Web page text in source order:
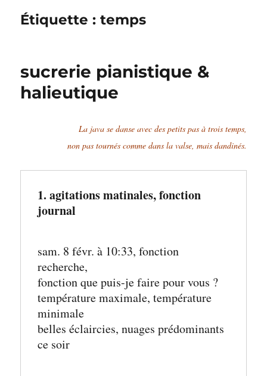
Étiquette :temps
sucrerie pianistique &
halieutique
La java se danse avec des petits pas à trois temps,
non pas tournés comme dans la valse, mais dandinés.
1. agitations matinales, fonction
journal
sam. 8 févr. à 10:33, fonction
recherche,
fonction que puis-je faire pour vous ?
température maximale, température
minimale
belles éclaircies, nuages prédominants
ce soir